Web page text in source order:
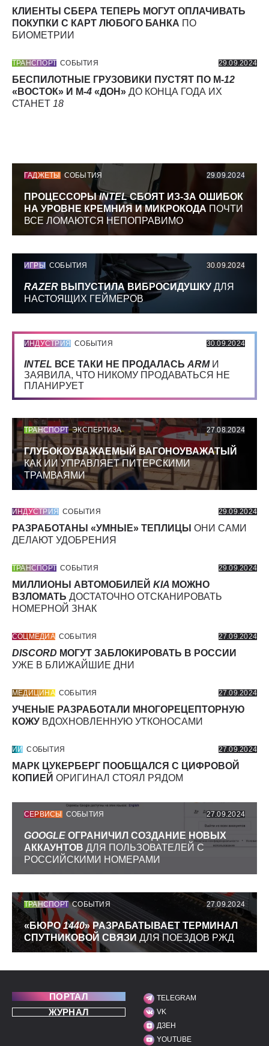
КЛИЕНТЫ СБЕРА ТЕПЕРЬ МОГУТ ОПЛАЧИВАТЬ
ПОКУПКИ С КАРТ ЛЮБОГО БАНКА ПО
БИОМЕТРИИ
ТРАНСПОРТ СОБЫТИЯ 29.09.2024
БЕСПИЛОТНЫЕ ГРУЗОВИКИ ПУСТЯТ ПО М-12
«ВОСТОК» И М-4 «ДОН» ДО КОНЦА ГОДА ИХ
СТАНЕТ 18
ГАДЖЕТЫ СОБЫТИЯ 29.09.2024
ПРОЦЕССОРЫINTELСБОЯТ ИЗ-ЗА ОШИБОК
НА УРОВНЕ КРЕМНИЯ И МИКРОКОДА ПОЧТИ
ВСЕ ЛОМАЮТСЯ НЕПОПРАВИМО
ИГРЫ СОБЫТИЯ 30.09.2024
RAZER ВЫПУСТИЛА ВИБРОСИДУШКУ ДЛЯ
НАСТОЯЩИХ ГЕЙМЕРОВ
ИНДУСТРИЯ СОБЫТИЯ 30.09.2024
INTEL ВСЕ ТАКИ НЕ ПРОДАЛАСЬ ARMИ
ЗАЯВИЛА, ЧТО НИКОМУ ПРОДАВАТЬСЯ НЕ
ПЛАНИРУЕТ
ТРАНСПОРТ ЭКСПЕРТИЗА 27.08.2024
ГЛУБОКОУВАЖАЕМЫЙ ВАГОНОУВАЖАТЫЙ
КАК ИИ УПРАВЛЯЕТ ПИТЕРСКИМИ
ТРАМВАЯМИ
ИНДУСТРИЯ СОБЫТИЯ 29.09.2024
РАЗРАБОТАНЫ «УМНЫЕ» ТЕПЛИЦЫ ОНИ САМИ
ДЕЛАЮТ УДОБРЕНИЯ
ТРАНСПОРТ СОБЫТИЯ 29.09.2024
МИЛЛИОНЫ АВТОМОБИЛЕЙ KIA МОЖНО
ВЗЛОМАТЬ ДОСТАТОЧНО ОТСКАНИРОВАТЬ
НОМЕРНОЙ ЗНАК
СОЦМЕДИА СОБЫТИЯ 27.09.2024
DISCORD МОГУТ ЗАБЛОКИРОВАТЬ В РОССИИ
УЖЕ В БЛИЖАЙШИЕ ДНИ
МЕДИЦИНА СОБЫТИЯ 27.09.2024
УЧЕНЫЕ РАЗРАБОТАЛИ МНОГОРЕЦЕПТОРНУЮ
КОЖУ ВДОХНОВЛЕННУЮ УТКОНОСАМИ
ИИ СОБЫТИЯ 27.09.2024
МАРК ЦУКЕРБЕРГ ПООБЩАЛСЯ С ЦИФРОВОЙ
КОПИЕЙ ОРИГИНАЛ СТОЯЛ РЯДОМ
СЕРВИСЫ СОБЫТИЯ 27.09.2024
GOOGLE ОГРАНИЧИЛ СОЗДАНИЕ НОВЫХ
АККАУНТОВ ДЛЯ ПОЛЬЗОВАТЕЛЕЙ С
РОССИЙСКИМИ НОМЕРАМИ
ТРАНСПОРТ СОБЫТИЯ 27.09.2024
«БЮРО1440» РАЗРАБАТЫВАЕТ ТЕРМИНАЛ
СПУТНИКОВОЙ СВЯЗИ ДЛЯ ПОЕЗДОВ РЖД
ПОРТАЛ
ЖУРНАЛ
МЫ В СОЦИАЛЬНЫХ
TELEGRAM
VK
ДЗЕН
YOUTUBE